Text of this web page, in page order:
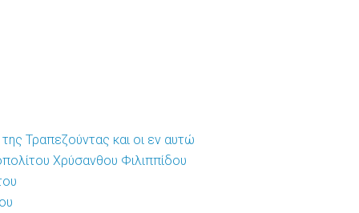
Τραπεζούντας και οι εν αυτώ
Χρύσανθου Φιλιππίδου